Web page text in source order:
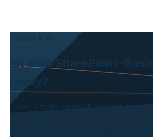
Ist eure SharePoint-
ready?
Bevor Copilot sinnvoll arbeiten kann,
Checkliste prüft ihr in 5 Minuten, ob